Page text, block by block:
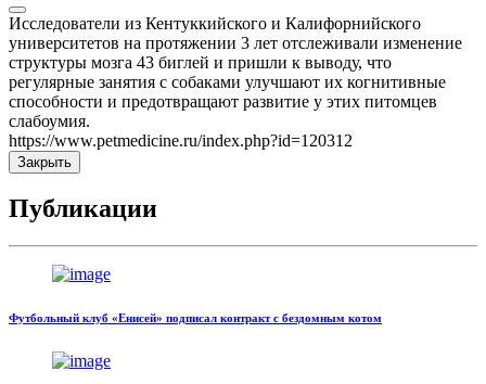
Исследователи из Кентуккийского и Калифорнийского
университетов на протяжении 3 лет отслеживали изменение
структуры мозга 43 биглей и пришли к выводу, что
регулярные занятия с собаками улучшают их когнитивные
способности и предотвращают развитие у этих питомцев
слабоумия.
https://www.petmedicine.ru/index.php?id=120312
Закрыть
Публикации
Футбольный клуб «Енисей» подписал контракт с бездомным котом